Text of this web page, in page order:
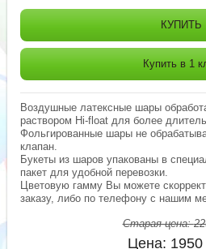
КУПИТЬ
Купить в 1
Воздушные латексные шары
раствором Hi-float для более
Фольгированные шары не
клапан.
Букеты из шаров упакованы в
пакет для удобной перевозки.
Цветовую гамму Вы можете
заказу, либо по телефону с нашим
Старая цена:
Цена: 1950